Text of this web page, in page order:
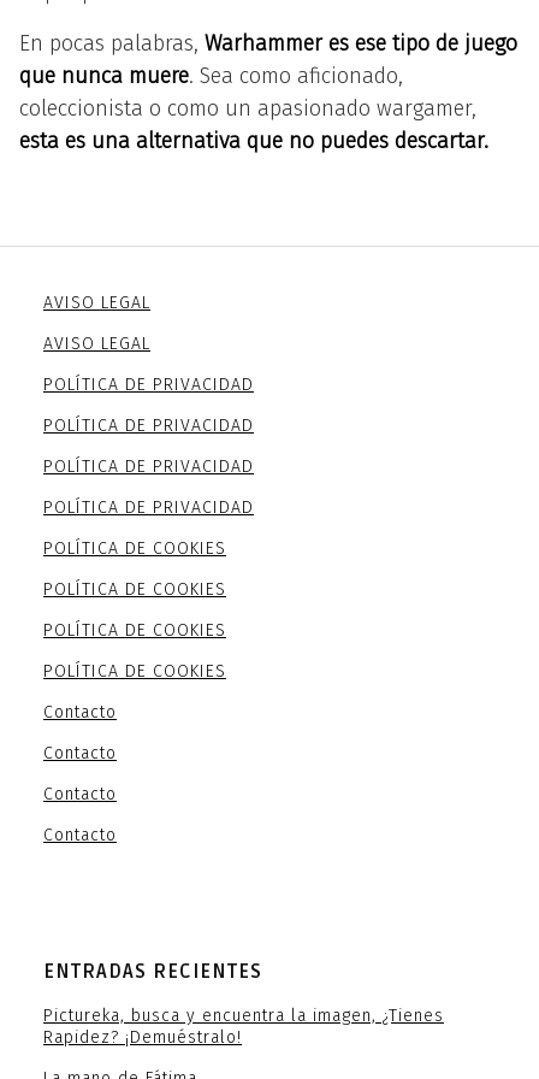
En pocas palabras, Warhammer es ese tipo de juego
que nunca muere. Sea como aficionado,
coleccionista o como un apasionado wargamer,
esta es una alternativa que no puedes descartar.
AVISO LEGAL
AVISO LEGAL
POLÍTICA DE PRIVACIDAD
POLÍTICA DE PRIVACIDAD
POLÍTICA DE PRIVACIDAD
POLÍTICA DE PRIVACIDAD
POLÍTICA DE COOKIES
POLÍTICA DE COOKIES
POLÍTICA DE COOKIES
POLÍTICA DE COOKIES
Contacto
Contacto
Contacto
Contacto
ENTRADAS RECIENTES
Pictureka, busca y encuentra la imagen, ¿Tienes
Rapidez? ¡Demuéstralo!